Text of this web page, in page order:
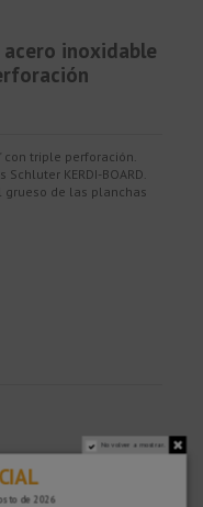
acero inoxidable
con triple perforación.
KERDI-BOARD.
de las planchas
No volver a mostrar.
de 2026